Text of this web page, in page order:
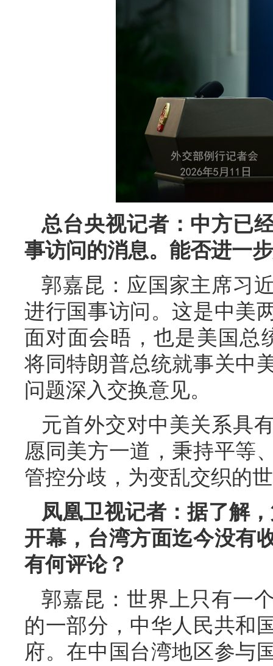
总台央视记者：中方已
事访问的消息。能否进一
郭嘉昆：应国家主席习
进行国事访问。这是中美
面对面会晤，也是美国总
将同特朗普总统就事关中
问题深入交换意见。
元首外交对中美关系具
愿同美方一道，秉持平等
管控分歧，为变乱交织的
凤凰卫视记者：据了解
开幕，台湾方面迄今没有
有何评论？
郭嘉昆：世界上只有一
的一部分，中华人民共和
府。在中国台湾地区参与